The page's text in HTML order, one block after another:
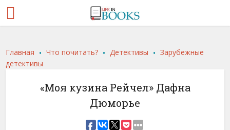
Главная .Что почитать? . Детективы .Зарубежные
детективы
«Моя кузина Рейчел» Дафна
Дюморье